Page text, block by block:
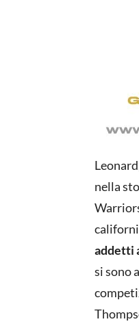
nella
addetti
si sono